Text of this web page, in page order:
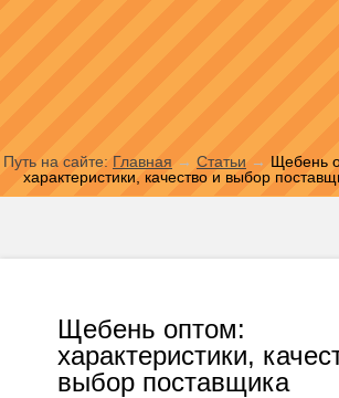
Путь на сайте: Главная → Статьи → Щебень
характеристики, качество и выбор
Щебень оптом:
характеристики,
выбор поставщика